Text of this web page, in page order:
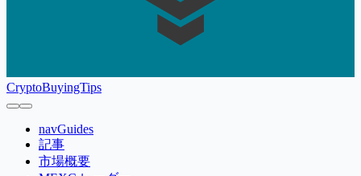
CryptoBuyingTips
navGuides
記事
市場概要